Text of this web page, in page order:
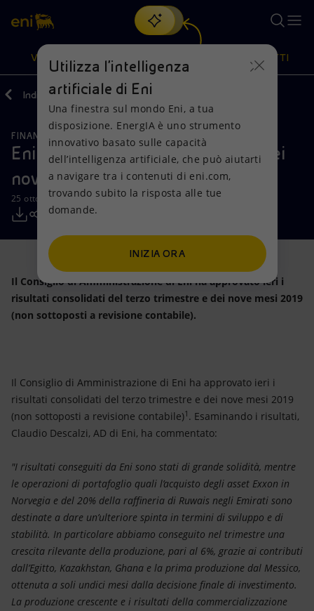
Cerca
scopri EnergIA, la nostra nuova soluzione di intelligenza
artificiale.
VISIONE
Visione
Mission e valori
Persone e Partnership
Net Zero
Modello satellitare
Energia accessibile
Scenari energetici
Azioni
Diversificazione energetica
Tecnologie per la transizione
Collaborazioni per l'innovazione
Attività nel mondo
PRODOTTI
Prodotti
Casa
Imprese
Mobilità
Indietro Media Comunicati Stampa
FINANZA, STRATEGIA E REPORT
Eni: risultati del terzo trimestre e dei
nove mesi 2019
25 ottobre 2019 - 07:45 CEST
Il Consiglio di Amministrazione di Eni ha approvato ieri i
risultati consolidati del terzo trimestre e dei nove mesi 2019
(non sottoposti a revisione contabile).
Il Consiglio di Amministrazione di Eni ha approvato ieri i
risultati consolidati del terzo trimestre e dei nove mesi 2019
(non sottoposti a revisione contabile)1 . Esaminando i risultati,
Claudio Descalzi, AD di Eni, ha commentato:
"I risultati conseguiti da Eni sono stati di grande solidità, mentre
le operazioni di portafoglio quali l’acquisto degli asset Exxon in
Norvegia e del 20% della raffineria di Ruwais negli Emirati sono
destinate a dare un’ulteriore spinta in termini di sviluppo e di
stabilità. In particolare abbiamo conseguito nel trimestre una
crescita rilevante della produzione, pari al 6%, grazie ai contributi
dall’Egitto, Kazakhstan, Ghana e la prima produzione dal Messico,
ottenuta a soli undici mesi dalla decisione finale di investimento.
La produzione crescente e i risultati della commercializzazione
Utilizza l'intelligenza
artificiale di Eni
Una finestra sul mondo Eni, a tua
disposizione. EnergIA è uno strumento
innovativo basato sulle capacità
dell’intelligenza artificiale, che può aiutarti
a navigare tra i contenuti di eni.com,
trovando subito la risposta alle tue
domande.
INIZIA ORA